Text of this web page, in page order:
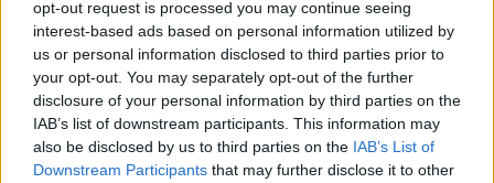
opt-out request is processed you may continue seeing
interest-based ads based on personal information utilized by
us or personal information disclosed to third parties prior to
your opt-out. You may separately opt-out of the further
disclosure of your personal information by third parties on the
IAB’s list of downstream participants. This information may
also be disclosed by us to third parties on the IAB’s List of
Downstream Participants that may further disclose it to other
Περιεχόμενα τεύχους